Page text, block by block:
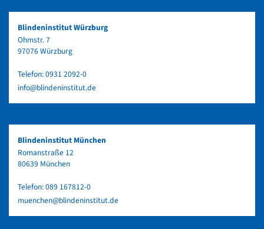
Blindeninstitut Würzburg
Ohmstr. 7
97076 Würzburg
Telefon:0931 2092-0
info@blindeninstitut.de
Blindeninstitut München
Romanstraße 12
80639 München
Telefon:089 167812-0
muenchen@blindeninstitut.de